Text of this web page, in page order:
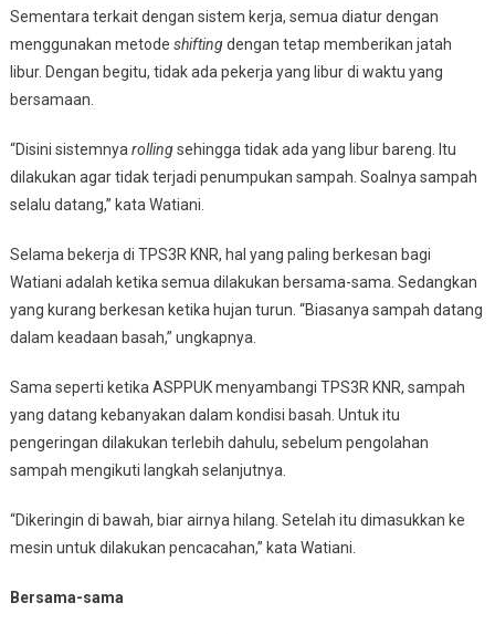
Sementara terkait dengan sistem kerja, semua diatur dengan
menggunakan metode shiftingdengan tetap memberikan jatah
libur. Dengan begitu, tidak ada pekerja yang libur di waktu yang
bersamaan.
“Disini sistemnya rollingsehingga tidak ada yang libur bareng. Itu
dilakukan agar tidak terjadi penumpukan sampah. Soalnya sampah
selalu datang,” kata Watiani.
Selama bekerja di TPS3R KNR, hal yang paling berkesan bagi
Watiani adalah ketika semua dilakukan bersama-sama. Sedangkan
yang kurang berkesan ketika hujan turun. “Biasanya sampah datang
dalam keadaan basah,” ungkapnya.
Sama seperti ketika ASPPUK menyambangi TPS3R KNR, sampah
yang datang kebanyakan dalam kondisi basah. Untuk itu
pengeringan dilakukan terlebih dahulu, sebelum pengolahan
sampah mengikuti langkah selanjutnya.
“Dikeringin di bawah, biar airnya hilang. Setelah itu dimasukkan ke
mesin untuk dilakukan pencacahan,” kata Watiani.
Bersama-sama